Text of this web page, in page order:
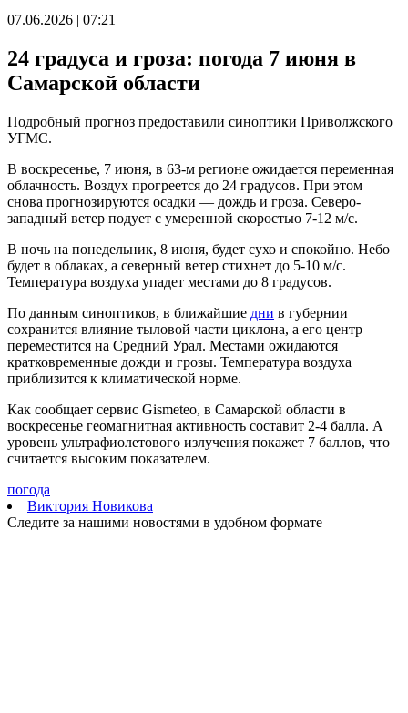
08.08.2026 | 19:39
спортивные и талантливые люди"
08.08.2026 | 19:11
8 августа самарские "Крылья Советов" на домашнем стадионе
08.08.2026 | 18:41
Вячеслав Федорищев: "У нас очень сильная федерация
08.08.2026 | 17:57
Самарцев приглашают на бесплатные тренировки 9 августа
08.08.2026 | 17:38
8 августа в Самаре косят траву на 20-ти улицах
Школы Самарской области перейдут на обновленную
программу с 1 сентября
08.08.2026 | 16:39
предупреждение
08.08.2026 | 16:30
Вячеслав Федорищев вручил награды спортсменам, тренерам
и ветеранам
08.08.2026 | 15:59
список адресов
08.08.2026 | 15:44
Ливень с грозой и жара до 35 °C ожидаются в Самарской
области 9 августа
Самарцев приглашают на бесплатные показы советского кино
8 и 9 августа
08.08.2026 | 14:52
07.06.2026 | 07:21
24 градуса и гроза: погода 7 июня в
Самарской области
Подробный прогноз предоставили синоптики Приволжского
УГМС.
В воскресенье, 7 июня, в 63-м регионе ожидается переменная
облачность. Воздух прогреется до 24 градусов. При этом
снова прогнозируются осадки — дождь и гроза. Северо-
западный ветер подует с умеренной скоростью 7-12 м/с.
В ночь на понедельник, 8 июня, будет сухо и спокойно. Небо
будет в облаках, а северный ветер стихнет до 5-10 м/с.
Температура воздуха упадет местами до 8 градусов.
По данным синоптиков, в ближайшие дни в губернии
сохранится влияние тыловой части циклона, а его центр
переместится на Средний Урал. Местами ожидаются
кратковременные дожди и грозы. Температура воздуха
приблизится к климатической норме.
Как сообщает сервис Gismeteo, в Самарской области в
воскресенье геомагнитная активность составит 2-4 балла. А
уровень ультрафиолетового излучения покажет 7 баллов, что
считается высоким показателем.
погода
Виктория Новикова
Следите за нашими новостями в удобном формате